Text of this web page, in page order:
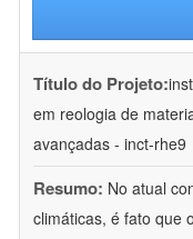
Título do Projeto:
em reologia de
avançadas - inct-rhe9
Resumo: No atual
climáticas, é fato que